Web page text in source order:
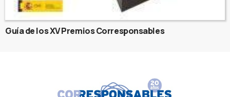
Guía de los XV Premios Corresponsables